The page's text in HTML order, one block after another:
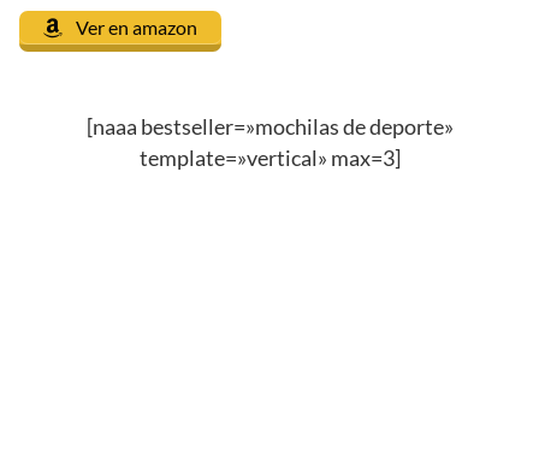
Ver en amazon
[naaa bestseller=»mochilas de deporte»
template=»vertical» max=3]